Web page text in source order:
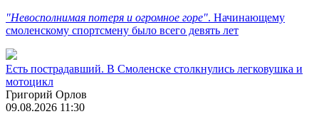
"Невосполнимая потеря и огромное горе". Начинающему
смоленскому спортсмену было всего девять лет
Есть пострадавший. В Смоленске столкнулись легковушка и
мотоцикл
Григорий Орлов
09.08.2026 11:30